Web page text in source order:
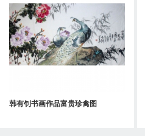
韩有钊书画作品富贵珍禽图